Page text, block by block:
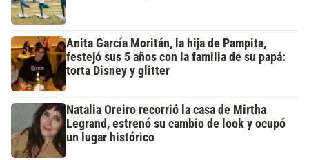
Anita García Moritán, la hija de Pampita,
festejó sus 5 años con la familia de su papá:
torta Disney y glitter
Natalia Oreiro recorrió la casa de Mirtha
Legrand, estrenó su cambio de look y ocupó
un lugar histórico